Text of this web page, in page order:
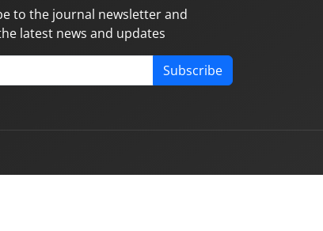
to the journal newsletter and
latest news and updates
Subscribe